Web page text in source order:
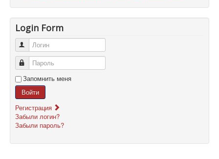
Login Form
Логин
Пароль
Запомнить меня
Войти
Регистрация
Забыли логин?
Забыли пароль?